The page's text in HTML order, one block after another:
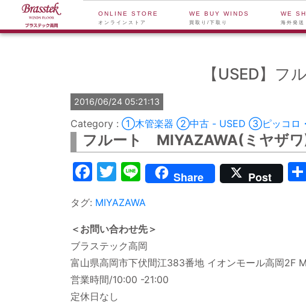
ONLINE STORE
オンラインストア
WE BUY WINDS
買取り/下取り
WE
海外発送
【USED】フ
2016/06/24 05:21:13
①木管楽器 ②中古 - USED ③ピッコロ
フルート MIYAZAWA(ミヤザ
Facebook
Twitter
LineShare Post
タグ: MIYAZAWA
＜お問い合わせ先＞
ブラステック高岡
富山県高岡市下伏間江383番地 イオンモール高岡2F
営業時間/10:00 -21:00
定休日なし